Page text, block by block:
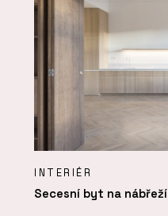
INTERIÉR
Secesní byt na nábřeží